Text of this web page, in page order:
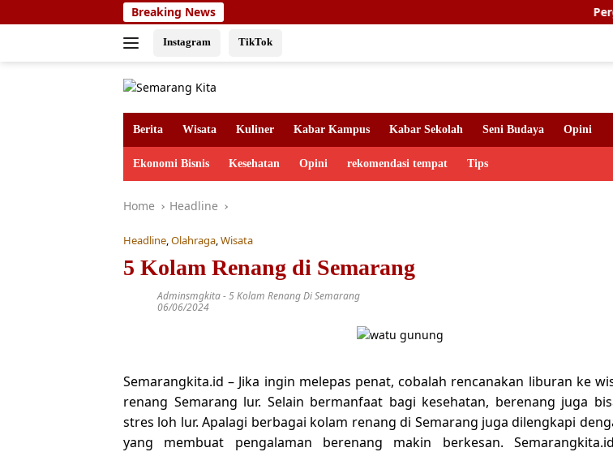
to
Breaking News Pergeseran
Instagram TikTok
Berita Wisata Kuliner Kabar Kampus Kabar Sekolah Seni Budaya Opini
Ekonomi Bisnis Kesehatan Opini rekomendasi tempat Tips
Home Headline
Headline,Olahraga,Wisata
5 Kolam Renang di Semarang
Adminsmgkita-5 Kolam Renang Di Semarang
06/06/2024
Semarangkita.id – Jika ingin melepas penat, cobalah rencanakan liburan ke
renang Semarang lur. Selain bermanfaat bagi kesehatan, berenang juga
stres loh lur. Apalagi berbagai kolam renang di Semarang juga dilengkapi
yang membuat pengalaman berenang makin berkesan.